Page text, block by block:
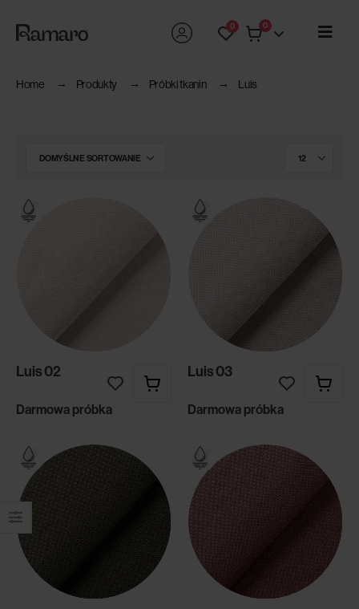
0 0
Home Produkty Próbki tkanin Luis
Luis 02
Darmowa próbka
Luis 03
Darmowa próbka